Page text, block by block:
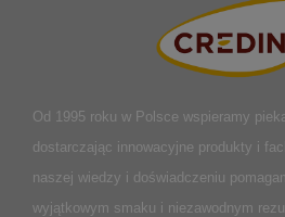
Od 1995 roku w Polsce wspieramy
dostarczając innowacyjne produkty i
naszej wiedzy i doświadczeniu
wyjątkowym smaku i niezawodnym